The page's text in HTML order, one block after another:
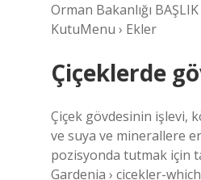
Orman Bakanlığı
KutuMenu › Ekler
Çiçeklerde
Çiçek gövdesinin işlevi,
ve suya ve minerallere
pozisyonda tutmak için
Gardenia › cicekler-